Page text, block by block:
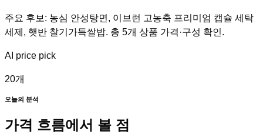
주요 후보: 농심 안성탕면, 이브런 고농축 프리미엄 캡슐 세탁
세제, 햇반 찰기가득쌀밥. 총 5개 상품 가격·구성 확인.
AI price pick
20개
오늘의 분석
가격 흐름에서 볼 점